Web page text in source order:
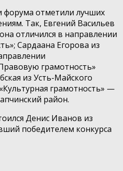
форума отметили лучших
Так, Евгений Васильев
отличился в направлении
Сардаана Егорова из
грамотность»
из Усть-Майского
грамотность» —
район.
Денис Иванов из
победителем конкурса